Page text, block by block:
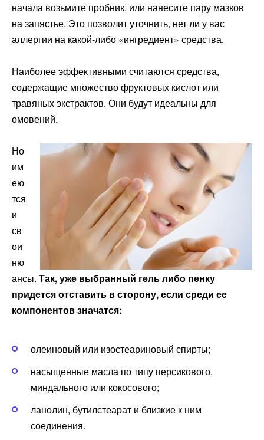
начала возьмите пробник, или нанесите пару мазков
на запястье. Это позволит уточнить, нет ли у вас
аллергии на какой-либо «ингредиент» средства.
Наиболее эффективными считаются средства,
содержащие множество фруктовых кислот или
травяных экстрактов. Они будут идеальны для
омовений.
Но
им
ею
тся
и
св
ои
ню
ансы. Так, уже выбранный гель либо пенку
придется отставить в сторону, если среди ее
компонентов значатся:
олеиновый или изостеариновый спирты;
насыщенные масла по типу персикового,
миндального или кокосового;
ланолин, бутилстеарат и близкие к ним
соединения.